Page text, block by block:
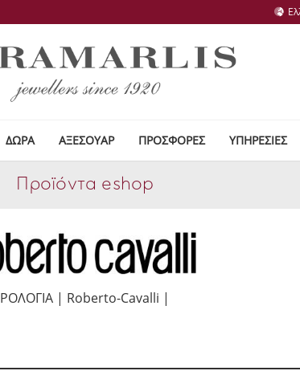
ΔΩΡΑ ΑΞΕΣΟΥΑΡ ΠΡΟΣΦΟΡΕΣ ΥΠΗΡΕΣΙΕΣ
Προϊόντα eshop
ΡΟΛΟΓΙΑ | Roberto-Cavalli |